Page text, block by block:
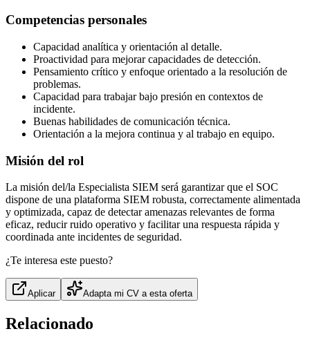
Competencias personales
Capacidad analítica y orientación al detalle.
Proactividad para mejorar capacidades de detección.
Pensamiento crítico y enfoque orientado a la resolución de
problemas.
Capacidad para trabajar bajo presión en contextos de
incidente.
Buenas habilidades de comunicación técnica.
Orientación a la mejora continua y al trabajo en equipo.
Misión del rol
La misión del/la Especialista SIEM será garantizar que el SOC
dispone de una plataforma SIEM robusta, correctamente alimentada
y optimizada, capaz de detectar amenazas relevantes de forma
eficaz, reducir ruido operativo y facilitar una respuesta rápida y
coordinada ante incidentes de seguridad.
¿Te interesa este puesto?
Aplicar Adapta mi CV a esta oferta
Relacionado